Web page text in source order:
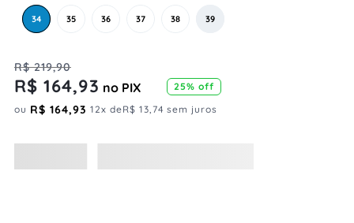
34 35 36 37 38 39
R$ 219,90
R$ 164,93 no PIX 25% off
ou R$ 164,93 12x deR$ 13, 74 sem juros